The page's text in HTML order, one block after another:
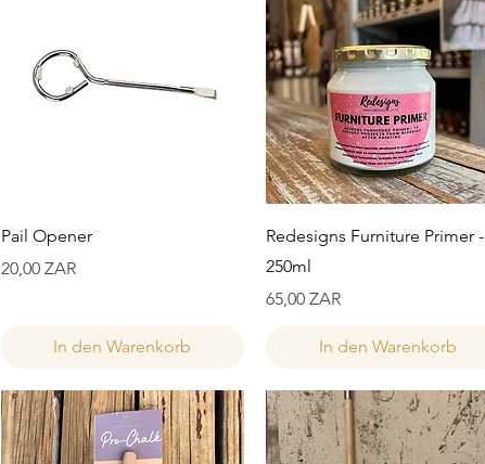
Schnellansicht
Pail Opener
Preis
20,00 ZAR
In den Warenkorb
Schnellansicht
Redesigns Furniture Primer -
250ml
Preis
65,00 ZAR
In den Warenkorb